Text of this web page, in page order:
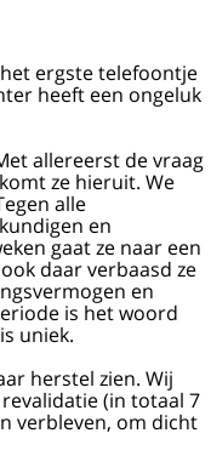
ergste telefoontje
heeft een ongeluk
allereerst de vraag
ze hieruit. We
alle
en
gaat ze naar een
daar verbaasd ze
en
is het woord
uniek.
herstel zien. Wij
(in totaal 7
verbleven, om dicht